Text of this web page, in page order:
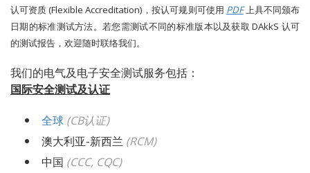
认可资质 (Flexible Accreditation)，按认可规则可使用 PDF上具不同颁布
日期的标准测试方法。若您需测试不同的标准版本以及获取 DAkkS 认可
的测试报告，欢迎随时联络我们。
我们的电气及电子安全测试服务包括：
国际安全测试及认证
全球 (CB认证)
澳大利亚-新西兰 (RCM)
中国 (CCC, CQC)